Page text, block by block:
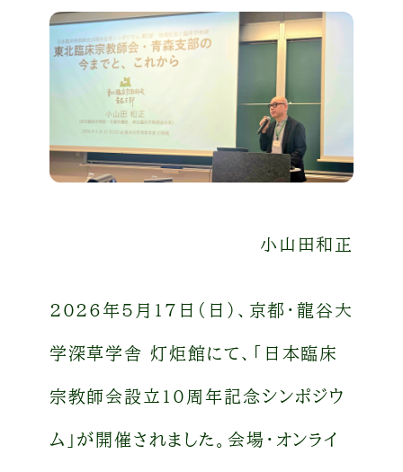
小山田和正
2026年5月17日（日）、京都・龍谷大
学深草学舎 灯炬館にて、「日本臨床
宗教師会設立10周年記念シンポジウ
ム」が開催されました。会場・オンライ